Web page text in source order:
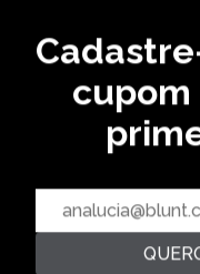
GORRO GOTT - BEGE
R$ 99,99
cupom